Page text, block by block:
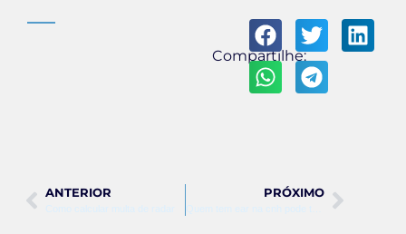
Compartilhe:
ANTERIOR PRÓXIMO